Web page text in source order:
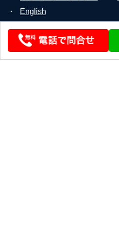
・
English
© 2026